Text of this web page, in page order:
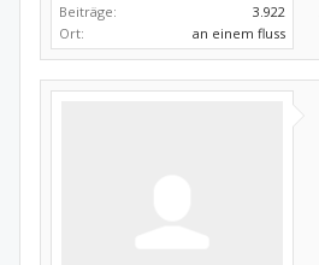
Beiträge:
3.922
Ort:
an einem fluss